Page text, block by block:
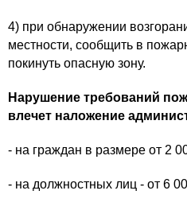
4) при обнаружении
местности, сообщить в
покинуть опасную зону.
Нарушение требований
влечет наложение
- на граждан в размере от 2
- на должностных лиц - от 6